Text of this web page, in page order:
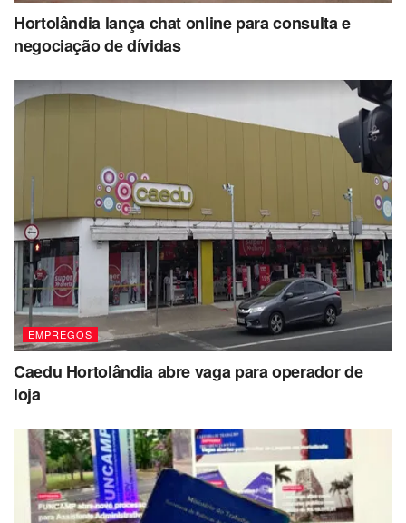
Hortolândia lança chat online para consulta e
negociação de dívidas
EMPREGOS
Caedu Hortolândia abre vaga para operador de
loja